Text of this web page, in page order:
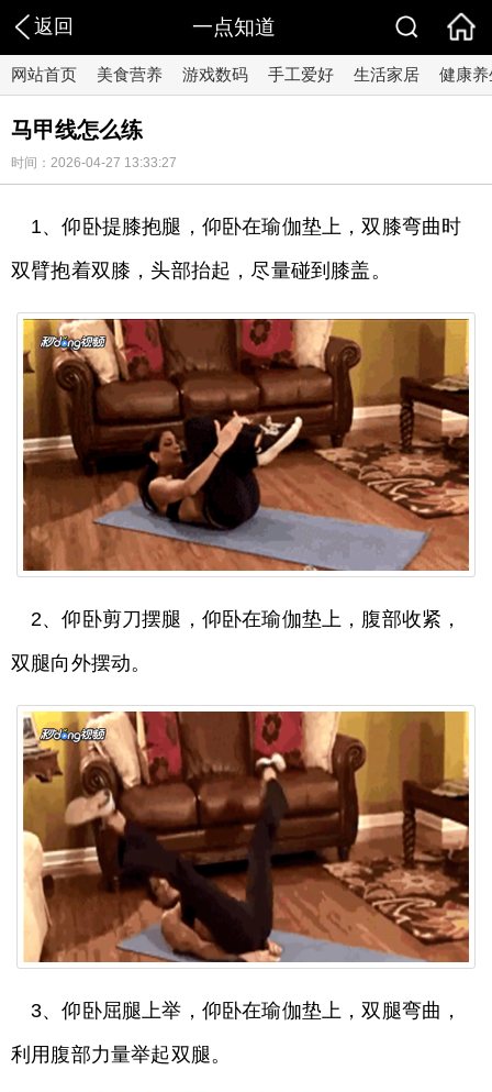
返回 一点知道
网站首页 美食营养 游戏数码 手工爱好 生活家居 健康养
马甲线怎么练
时间：2026-04-27 13:33:27
1、仰卧提膝抱腿，仰卧在瑜伽垫上，双膝弯曲时
双臂抱着双膝，头部抬起，尽量碰到膝盖。
2、仰卧剪刀摆腿，仰卧在瑜伽垫上，腹部收紧，
双腿向外摆动。
3、仰卧屈腿上举，仰卧在瑜伽垫上，双腿弯曲，
利用腹部力量举起双腿。